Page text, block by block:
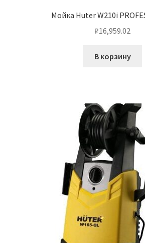
Мойка Huter W210i
₽16,959.02
В корзину